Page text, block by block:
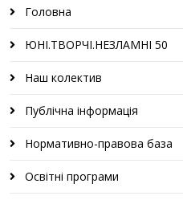
Головна
ЮНІ.ТВОРЧІ.НЕЗЛАМНІ 50
Наш колектив
Публічна інформація
Нормативно-правова база
Освітні програми